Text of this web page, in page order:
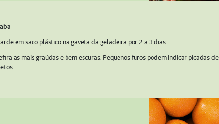
em saco plástico na gaveta da geladeira por 2 a 3 dias.
as mais graúdas e bem escuras. Pequenos furos podem indicar picadas de